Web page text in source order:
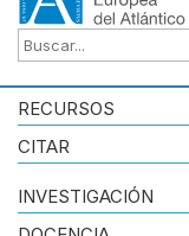
RECURSOS
CITAR
INVESTIGACIÓN